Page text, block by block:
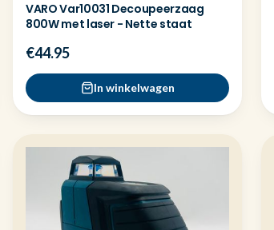
VARO Var10031 Decoupeerzaag
800W met laser - Nette staat
€44.95
In winkelwagen